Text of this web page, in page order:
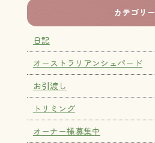
カテゴリー
日記
オーストラリアンシェパード
お引渡し
トリミング
オーナー様募集中